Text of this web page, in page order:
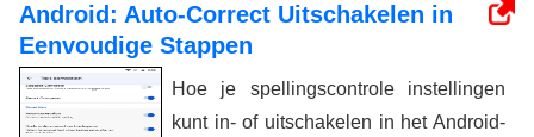
Android: Auto-Correct Uitschakelen in
Eenvoudige Stappen
Hoe je spellingscontrole instellingen
kunt in- of uitschakelen in het Android-